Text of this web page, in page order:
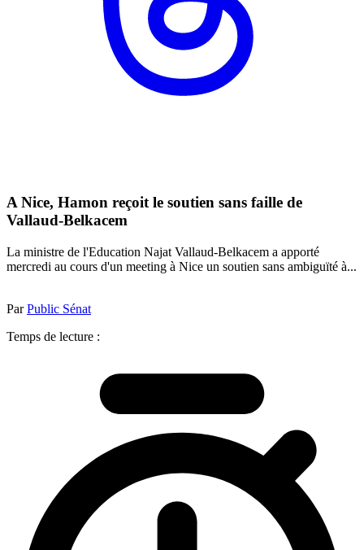
A Nice, Hamon reçoit le soutien sans faille de
Vallaud-Belkacem
La ministre de l'Education Najat Vallaud-Belkacem a apporté
mercredi au cours d'un meeting à Nice un soutien sans ambiguïté à...
ParPublic Sénat
Temps de lecture :